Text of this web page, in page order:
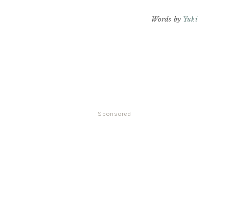
Words by Yuki
Sponsored